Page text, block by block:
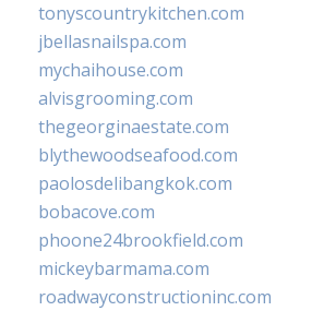
tonyscountrykitchen.com
jbellasnailspa.com
mychaihouse.com
alvisgrooming.com
thegeorginaestate.com
blythewoodseafood.com
paolosdelibangkok.com
bobacove.com
phoone24brookfield.com
mickeybarmama.com
roadwayconstructioninc.com